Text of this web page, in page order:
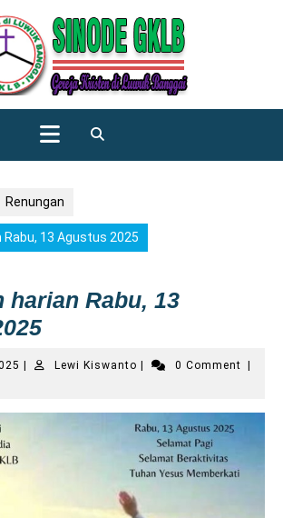
Open
Renungan
Rabu, 13 Agustus 2025
harian Rabu, 13
AugustLewi KiswantoLewi
0 Comment